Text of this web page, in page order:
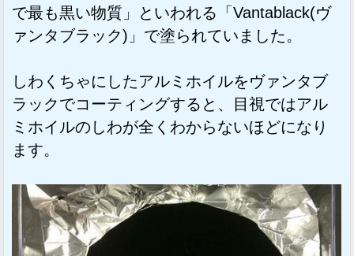
で最も黒い物質」といわれる「Vantablack(ヴ
ァンタブラック)」で塗られていました。
しわくちゃにしたアルミホイルをヴァンタブ
ラックでコーティングすると、目視ではアル
ミホイルのしわが全くわからないほどになり
ます。